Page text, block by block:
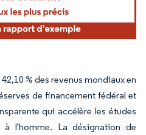
% des revenus mondiaux en
de financement fédéral et
qui accélère les études
à l'homme. La désignation de